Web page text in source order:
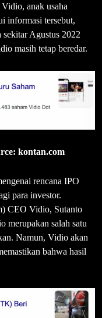
anak usaha
informasi tersebut,
Agustus 2022
masih tetap beredar.
kontan.com
rencana IPO
para investor.
CEO Vidio, Sutanto
merupakan salah satu
Namun, Vidio akan
bahwa hasil